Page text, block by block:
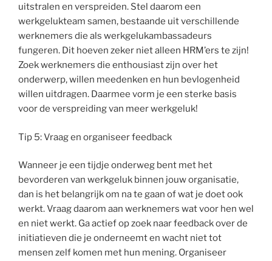
uitstralen en verspreiden. Stel daarom een
werkgelukteam samen, bestaande uit verschillende
werknemers die als werkgelukambassadeurs
fungeren. Dit hoeven zeker niet alleen HRM’ers te zijn!
Zoek werknemers die enthousiast zijn over het
onderwerp, willen meedenken en hun bevlogenheid
willen uitdragen. Daarmee vorm je een sterke basis
voor de verspreiding van meer werkgeluk!
Tip 5: Vraag en organiseer feedback
Wanneer je een tijdje onderweg bent met het
bevorderen van werkgeluk binnen jouw organisatie,
dan is het belangrijk om na te gaan of wat je doet ook
werkt. Vraag daarom aan werknemers wat voor hen wel
en niet werkt. Ga actief op zoek naar feedback over de
initiatieven die je onderneemt en wacht niet tot
mensen zelf komen met hun mening. Organiseer